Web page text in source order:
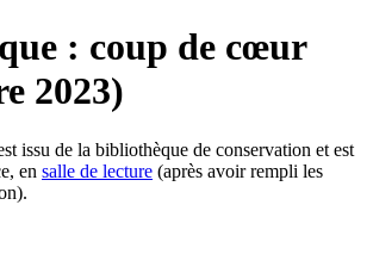
: coup de cœur
2023)
issu de la bibliothèque de conservation et est
en salle de lecture (après avoir rempli les